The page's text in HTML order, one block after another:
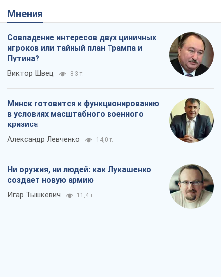
Мнения
Совпадение интересов двух циничных
игроков или тайный план Трампа и
Путина?
Виктор Швец 8,3 т.
Минск готовится к функционированию
в условиях масштабного военного
кризиса
Александр Левченко 14,0 т.
Ни оружия, ни людей: как Лукашенко
создает новую армию
Игар Тышкевич 11,4 т.